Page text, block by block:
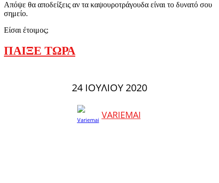
Απόψε θα αποδείξεις αν τα καψουροτράγουδα είναι το δυνατό σου
σημείο.
Είσαι έτοιμος;
ΠΑΙΞΕ ΤΩΡΑ
24 ΙΟΥΛΊΟΥ 2020
VARIEMAI